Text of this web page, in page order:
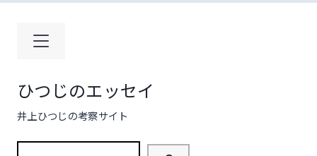
ひつじのエッセイ
井上ひつじの考察サイト